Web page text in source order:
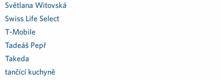
Světlana Witovská
Swiss Life Select
T-Mobile
Tadeáš Pepř
Takeda
tančící kuchyně